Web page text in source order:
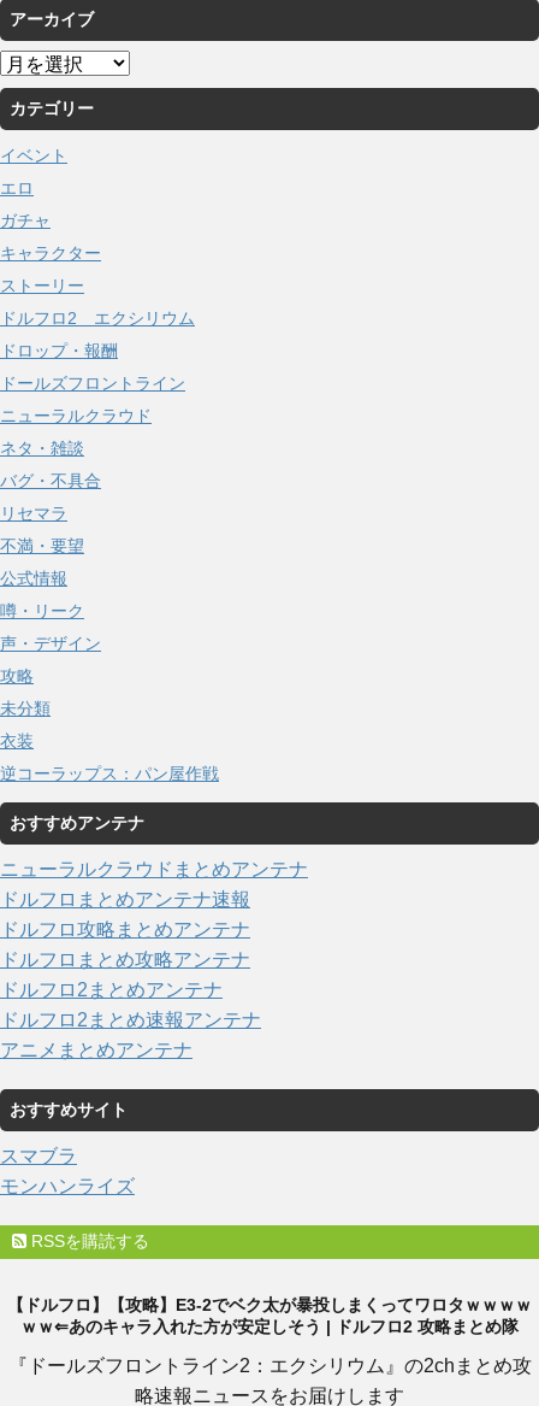
アーカイブ
ア
ー
カ
イ
ブ
カテゴリー
イベント
エロ
ガチャ
キャラクター
ストーリー
ドルフロ2 エクシリウム
ドロップ・報酬
ドールズフロントライン
ニューラルクラウド
ネタ・雑談
バグ・不具合
リセマラ
不満・要望
公式情報
噂・リーク
声・デザイン
攻略
未分類
衣装
逆コーラップス：パン屋作戦
おすすめアンテナ
ニューラルクラウドまとめアンテナ
ドルフロまとめアンテナ速報
ドルフロ攻略まとめアンテナ
ドルフロまとめ攻略アンテナ
ドルフロ2まとめアンテナ
ドルフロ2まとめ速報アンテナ
アニメまとめアンテナ
おすすめサイト
スマブラ
モンハンライズ
RSSを購読する
【ドルフロ】【攻略】E3-2でベク太が暴投しまくってワロタｗｗｗｗ
ｗｗ⇐あのキャラ入れた方が安定しそう | ドルフロ2 攻略まとめ隊
『ドールズフロントライン2：エクシリウム』の2chまとめ攻
略速報ニュースをお届けします